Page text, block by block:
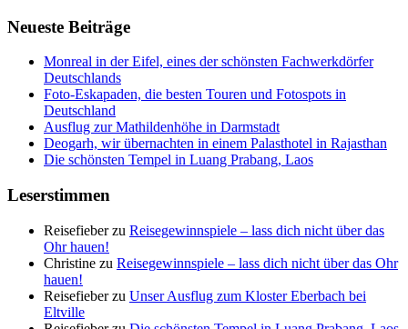
Neueste Beiträge
Monreal in der Eifel, eines der schönsten Fachwerkdörfer
Deutschlands
Foto-Eskapaden, die besten Touren und Fotospots in
Deutschland
Ausflug zur Mathildenhöhe in Darmstadt
Deogarh, wir übernachten in einem Palasthotel in Rajasthan
Die schönsten Tempel in Luang Prabang, Laos
Leserstimmen
Reisefieberzu Reisegewinnspiele – lass dich nicht über das
Ohr hauen!
Christine zu Reisegewinnspiele – lass dich nicht über das Ohr
hauen!
Reisefieberzu Unser Ausflug zum Kloster Eberbach bei
Eltville